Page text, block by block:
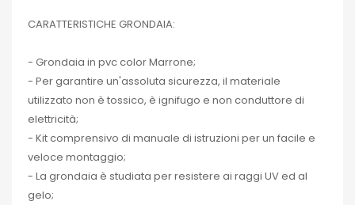
CARATTERISTICHE GRONDAIA:
- Grondaia in pvc color Marrone;
- Per garantire un'assoluta sicurezza, il materiale
utilizzato non è tossico, è ignifugo e non conduttore di
elettricità;
- Kit comprensivo di manuale di istruzioni per un facile e
veloce montaggio;
- La grondaia è studiata per resistere ai raggi UV ed al
gelo;